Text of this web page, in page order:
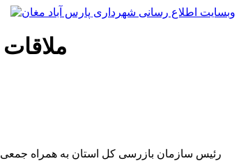
رئیس سازمان بازرسی کل استان به همراه